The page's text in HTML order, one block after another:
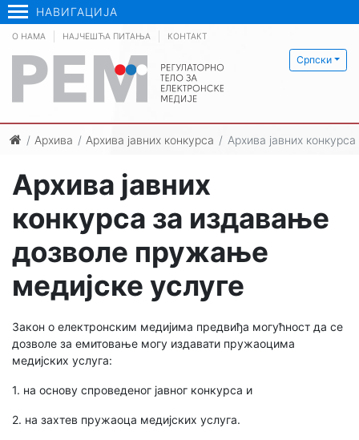
НАВИГАЦИЈА
Српски
О НАМА НАЈЧЕШЋА ПИТАЊА КОНТАКТ
Архива Архива јавних конкурса Архива јавних
Архива јавних
конкурса за издавање
дозволе пружање
медијске услуге
Закон о електронским медијима предвиђа могућност да се
дозволе за емитовање могу издавати пружаоцима
медијских услуга:
1. на основу спроведеног јавног конкурса и
2. на захтев пружаоца медијских услуга.